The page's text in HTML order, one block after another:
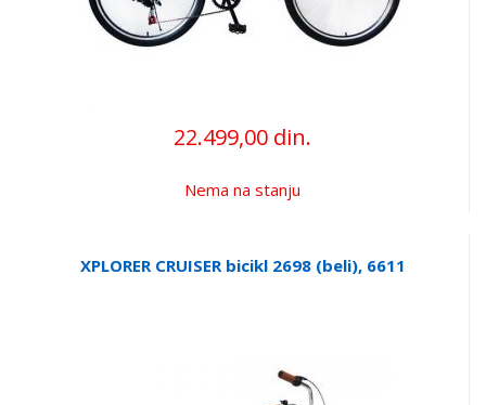
22.499,00 din.
Nema na stanju
XPLORER CRUISER bicikl 2698 (beli), 6611